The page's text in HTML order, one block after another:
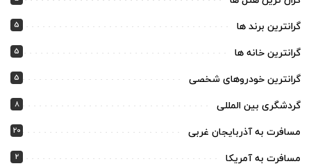
گرانترین برند ها 5
گرانترین خانه ها 5
گرانترین خودروهای شخصی 5
گردشگری بین المللی 8
مسافرت به آذربایجان غربی 20
مسافرت به آمریکا 2